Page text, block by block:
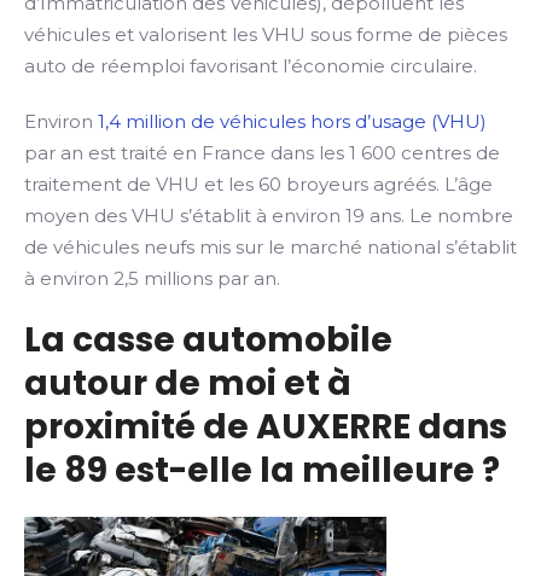
véhicules et valorisent les VHU sous forme de pièces
auto de réemploi favorisant l’économie circulaire.
Environ 1,4 million de véhicules hors d’usage (VHU)
par an est traité en France dans les 1 600 centres de
traitement de VHU et les 60 broyeurs agréés. L’âge
moyen des VHU s’établit à environ 19 ans. Le nombre
de véhicules neufs mis sur le marché national s’établit
à environ 2,5 millions par an.
La casse automobile
autour de moi et à
proximité de AUXERRE dans
le 89 est-elle la meilleure ?